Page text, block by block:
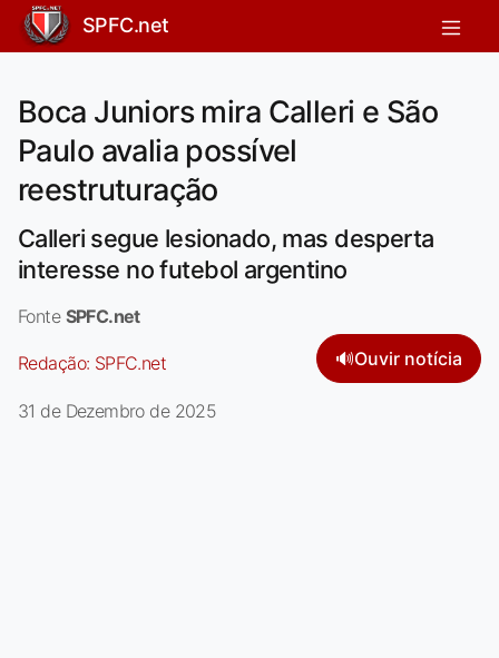
SPFC.net
Boca Juniors mira Calleri e São
Paulo avalia possível
reestruturação
Calleri segue lesionado, mas desperta
interesse no futebol argentino
Fonte SPFC.net
Redação: SPFC.net 🔊Ouvir notícia
31 de Dezembro de 2025